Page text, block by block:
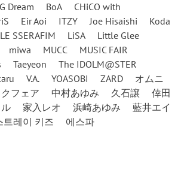
Dream BoA
CHiCO with
Eir Aoi ITZY Joe Hisaishi
Koda
LE SSERAFIM LiSA
Little Glee
miwa MUCC
MUSIC FAIR
Taeyeon
The IDOLM@STER
V.A. YOASOBI ZARD
オムニ
フェア 中村あゆみ 久石譲
倖田
家入レオ 浜崎あゆみ
藍井エイ
트레이 키즈 에스파